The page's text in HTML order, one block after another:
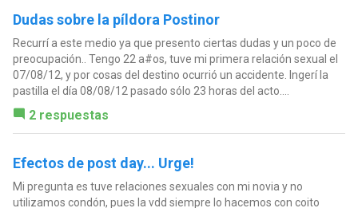
Dudas sobre la píldora Postinor
Recurrí a este medio ya que presento ciertas dudas y un poco de
preocupación.. Tengo 22 a#os, tuve mi primera relación sexual el
07/08/12, y por cosas del destino ocurrió un accidente. Ingerí la
pastilla el día 08/08/12 pasado sólo 23 horas del acto....
2 respuestas
Efectos de post day... Urge!
Mi pregunta es tuve relaciones sexuales con mi novia y no
utilizamos condón, pues la vdd siempre lo hacemos con coito